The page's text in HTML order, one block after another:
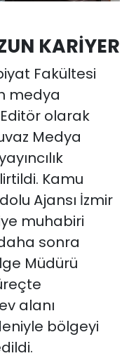
KARİYER
Fakültesi
medya
olarak
Medya
Kamu
Ajansı İzmir
muhabiri
sonra
Müdürü
alanı
bölgeyi